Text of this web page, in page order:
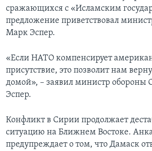
сражающихся с «Исламским
предложение приветствовал
Марк Эспер.
«Если НАТО компенсирует
присутствие, это позволит нам
домой», – заявил министр
Эспер.
Конфликт в Сирии продолжает
ситуацию на Ближнем Востоке.
предупреждает о том, что Дамаск